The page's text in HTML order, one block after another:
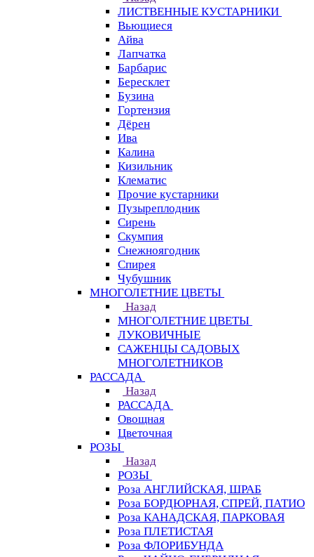
ЛИСТВЕННЫЕ КУСТАРНИКИ
Вьющиеся
Айва
Лапчатка
Барбарис
Бересклет
Бузина
Гортензия
Дёрен
Ива
Калина
Кизильник
Клематис
Прочие кустарники
Пузыреплодник
Сирень
Скумпия
Снежноягодник
Спирея
Чубушник
МНОГОЛЕТНИЕ ЦВЕТЫ
Назад
МНОГОЛЕТНИЕ ЦВЕТЫ
ЛУКОВИЧНЫЕ
САЖЕНЦЫ САДОВЫХ
МНОГОЛЕТНИКОВ
РАССАДА
Назад
РАССАДА
Овощная
Цветочная
РОЗЫ
Назад
РОЗЫ
Роза АНГЛИЙСКАЯ, ШРАБ
Роза БОРДЮРНАЯ, СПРЕЙ, ПАТИО
Роза КАНАДСКАЯ, ПАРКОВАЯ
Роза ПЛЕТИСТАЯ
Роза ФЛОРИБУНДА